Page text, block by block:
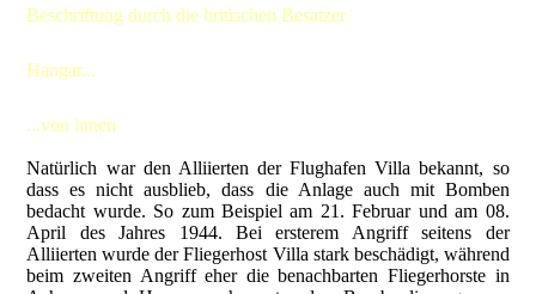
Beschriftung durch die britischen Besatzer
Hangar...
...von innen
Natürlich war den Alliierten der Flughafen Villa bekannt, so
dass es nicht ausblieb, dass die Anlage auch mit Bomben
bedacht wurde. So zum Beispiel am 21. Februar und am 08.
April des Jahres 1944. Bei ersterem Angriff seitens der
Alliierten wurde der Fliegerhost Villa stark beschädigt, während
beim zweiten Angriff eher die benachbarten Fliegerhorste in